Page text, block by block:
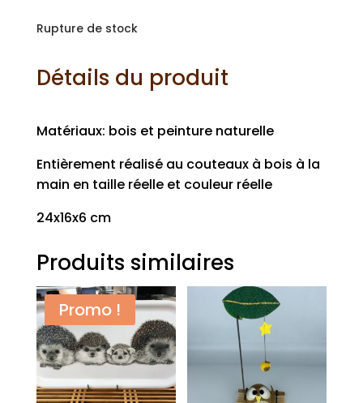
Rupture de stock
Détails du produit
Matériaux: bois et peinture naturelle
Entièrement réalisé au couteaux à bois à la
main en taille réelle et couleur réelle
24x16x6 cm
Produits similaires
Promo !